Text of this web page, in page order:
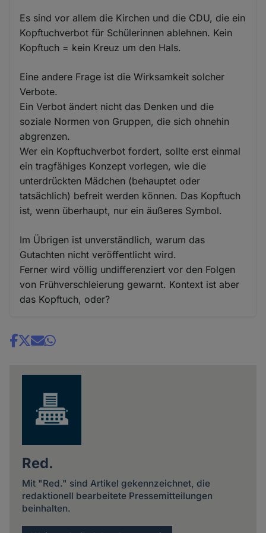
Es sind vor allem die Kirchen und die CDU, die ein
Kopftuchverbot für Schülerinnen ablehnen. Kein
Kopftuch = kein Kreuz um den Hals.
Eine andere Frage ist die Wirksamkeit solcher
Verbote.
Ein Verbot ändert nicht das Denken und die
soziale Normen von Gruppen, die sich ohnehin
abgrenzen.
Wer ein Kopftuchverbot fordert, sollte erst einmal
ein tragfähiges Konzept vorlegen, wie die
unterdrückten Mädchen (behauptet oder
tatsächlich) befreit werden können. Das Kopftuch
ist, wenn überhaupt, nur ein äußeres Symbol.
Im Übrigen ist unverständlich, warum das
Gutachten nicht veröffentlicht wird.
Ferner wird völlig undifferenziert vor den Folgen
von Frühverschleierung gewarnt. Kontext ist aber
das Kopftuch, oder?
Share
Red.
Mit "Red." sind Artikel gekennzeichnet, die
redaktionell bearbeitete Pressemitteilungen
beinhalten.